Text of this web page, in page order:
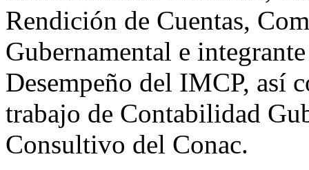
Rendición de Cuentas,
Gubernamental e
Desempeño del IMCP, así
trabajo de Contabilidad
Consultivo del Conac.